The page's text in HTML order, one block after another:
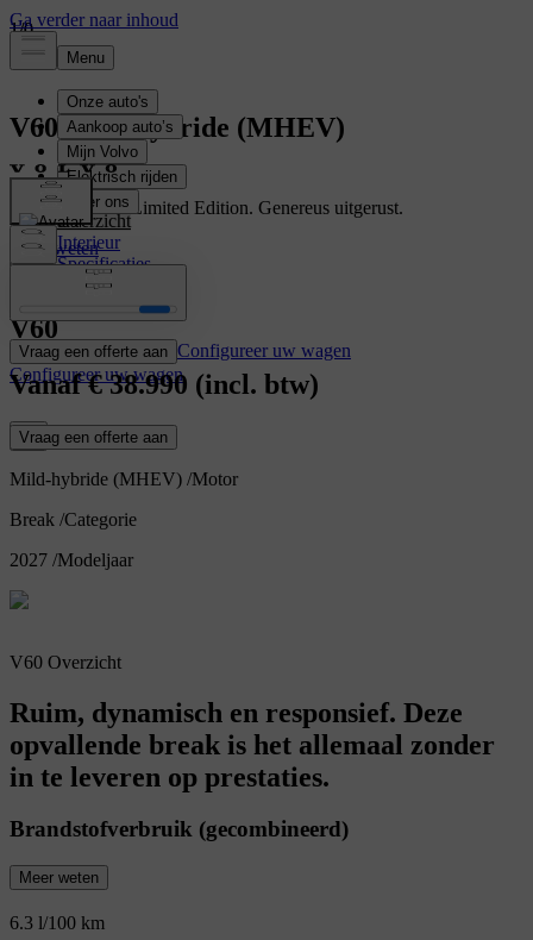
V60 Mild-hybride (MHEV)
Overzicht
Interieur
Specificaties
Kenmerken
Vraag een offerte aan Configureer uw wagen
Configureer uw wagen
Ontdek de V60 Limited Edition. Genereus uitgerust.
Meer weten
V60
Vanaf€ 38.990 (incl. btw)
Vraag een offerte aan
Mild-hybride (MHEV) /Motor
Break /Categorie
2027 /Modeljaar
V60 Overzicht
Ruim, dynamisch en responsief. Deze
opvallende break is het allemaal zonder
in te leveren op prestaties.
Brandstofverbruik (gecombineerd)
Meer weten
6.3 l/100 km
1/0
1/0